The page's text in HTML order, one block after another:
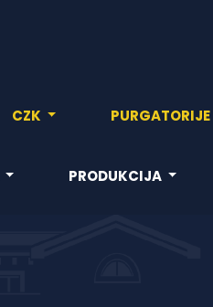
CZK PURGATORIJE
PRODUKCIJA